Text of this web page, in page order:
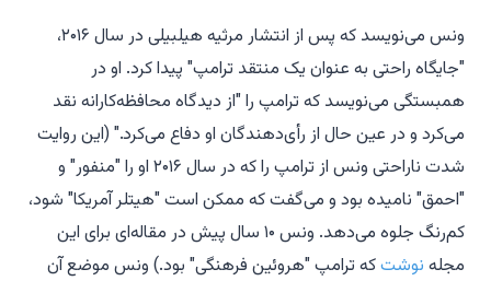
ونس می‌نویسد که پس از انتشار مرثیه هیلبیلی
در سال ۲۰۱۶،
"جایگاه راحتی به عنوان یک منتقد ترامپ" پیدا کرد. او در
همبستگی می‌نویسد که ترامپ را "از دیدگاه محافظه‌کارانه نقد
می‌کرد و در عین حال از رأی‌دهندگان او دفاع می‌کرد." (این روایت
شدت ناراحتی ونس از ترامپ را که در سال ۲۰۱۶ او را "منفور" و
"احمق" نامیده بود و می‌گفت که ممکن است "هیتلر آمریکا" شود،
کم‌رنگ جلوه می‌دهد. ونس ۱۰ سال پیش در مقاله‌ای برای این
مجله نوشتکه ترامپ "هروئین فرهنگی" بود.) ونس موضع آن